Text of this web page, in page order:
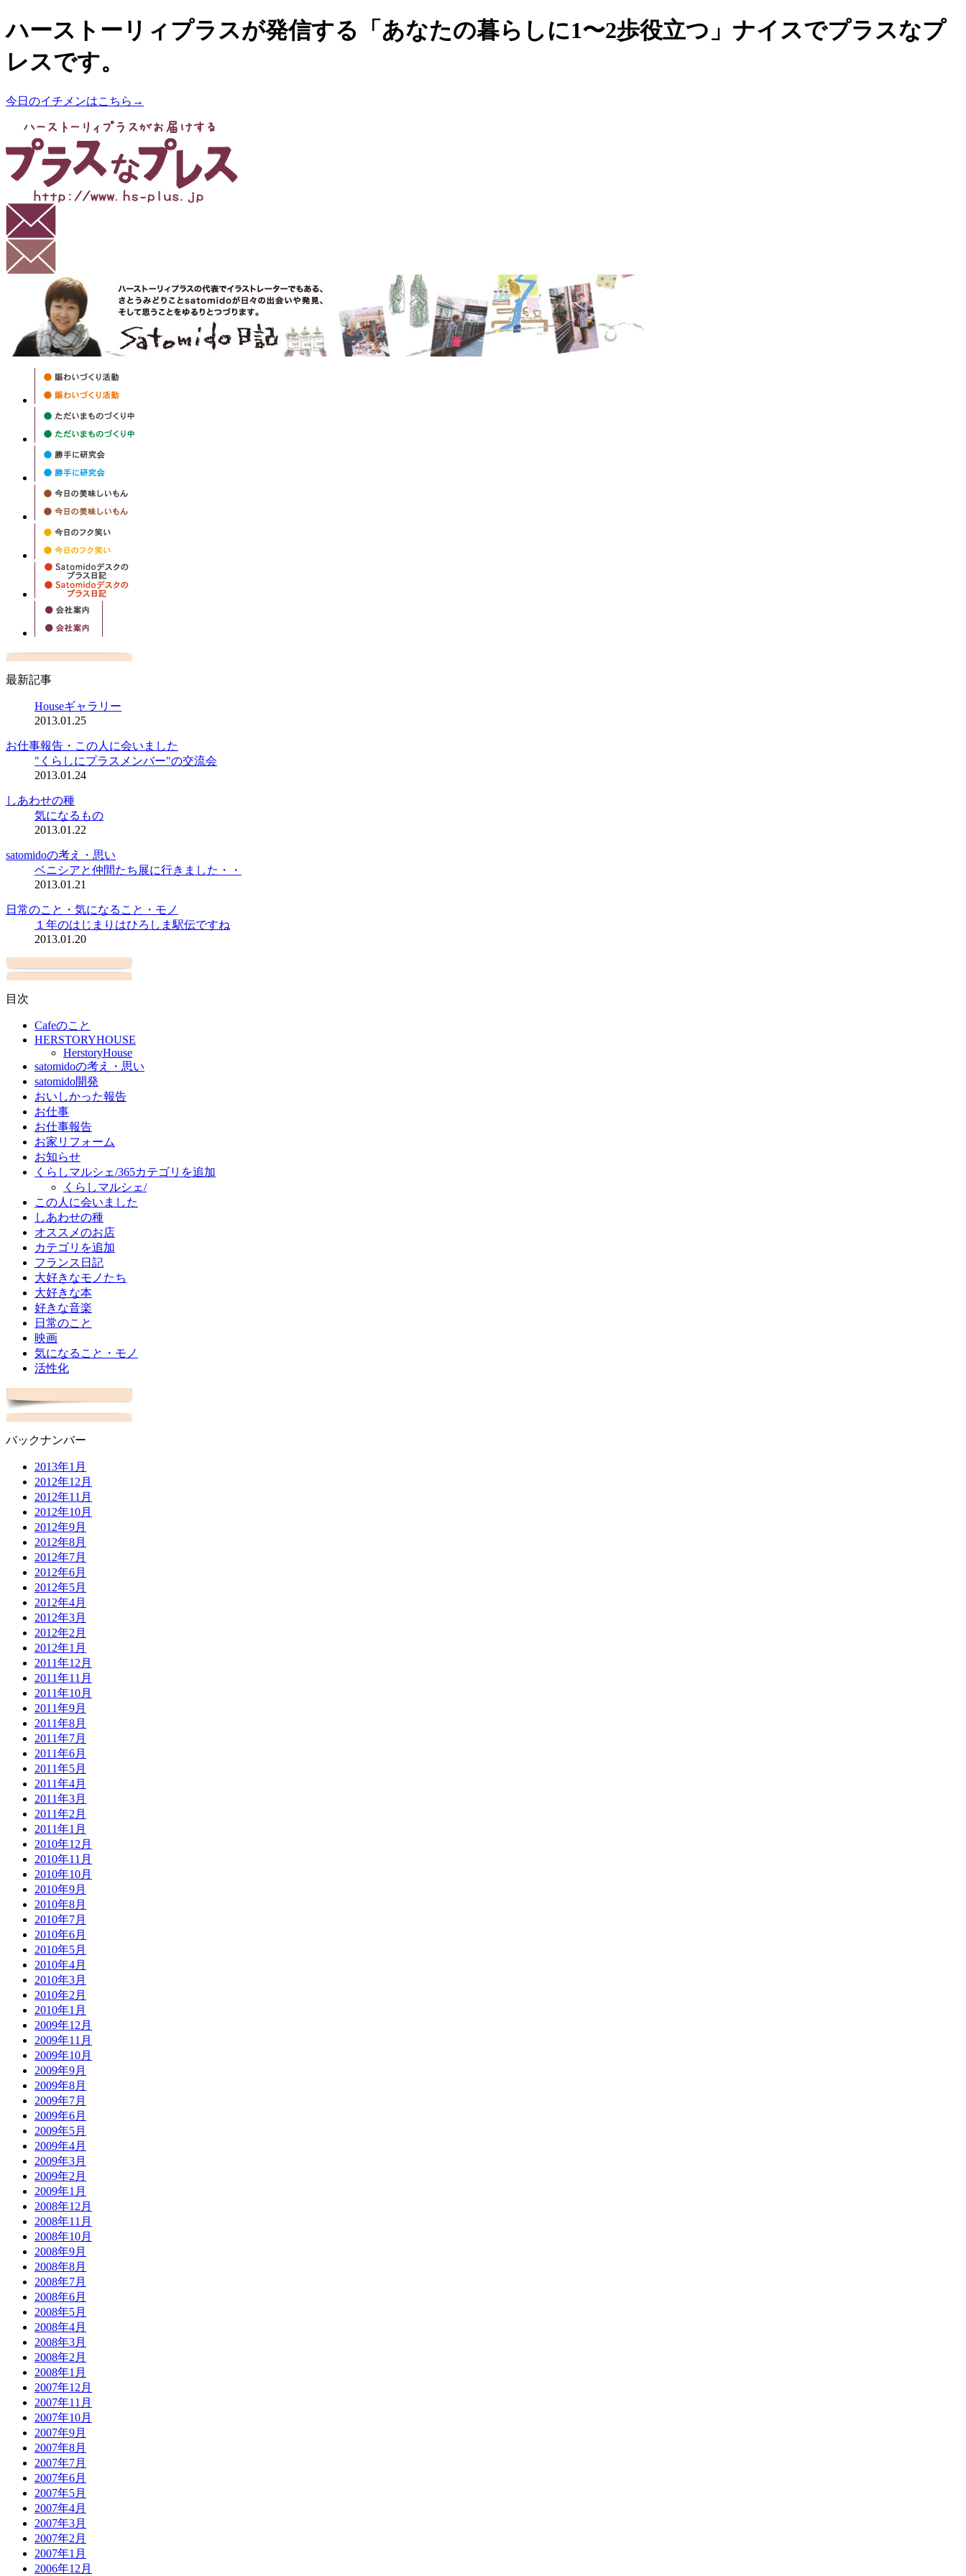
ハーストーリィプラスが発信する「あなたの暮らしに1〜2歩役立つ」ナイスでプラスなプ
レスです。
今日のイチメンはこちら→
最新記事
Houseギャラリー
2013.01.25
お仕事報告・この人に会いました
"くらしにプラスメンバー"の交流会
2013.01.24
しあわせの種
気になるもの
2013.01.22
satomidoの考え・思い
ベニシアと仲間たち展に行きました・・
2013.01.21
日常のこと・気になること・モノ
１年のはじまりはひろしま駅伝ですね
2013.01.20
目次
Cafeのこと
HERSTORYHOUSE
HerstoryHouse
satomidoの考え・思い
satomido開発
おいしかった報告
お仕事
お仕事報告
お家リフォーム
お知らせ
くらしマルシェ/365カテゴリを追加
くらしマルシェ/
この人に会いました
しあわせの種
オススメのお店
カテゴリを追加
フランス日記
大好きなモノたち
大好きな本
好きな音楽
日常のこと
映画
気になること・モノ
活性化
バックナンバー
2013年1月
2012年12月
2012年11月
2012年10月
2012年9月
2012年8月
2012年7月
2012年6月
2012年5月
2012年4月
2012年3月
2012年2月
2012年1月
2011年12月
2011年11月
2011年10月
2011年9月
2011年8月
2011年7月
2011年6月
2011年5月
2011年4月
2011年3月
2011年2月
2011年1月
2010年12月
2010年11月
2010年10月
2010年9月
2010年8月
2010年7月
2010年6月
2010年5月
2010年4月
2010年3月
2010年2月
2010年1月
2009年12月
2009年11月
2009年10月
2009年9月
2009年8月
2009年7月
2009年6月
2009年5月
2009年4月
2009年3月
2009年2月
2009年1月
2008年12月
2008年11月
2008年10月
2008年9月
2008年8月
2008年7月
2008年6月
2008年5月
2008年4月
2008年3月
2008年2月
2008年1月
2007年12月
2007年11月
2007年10月
2007年9月
2007年8月
2007年7月
2007年6月
2007年5月
2007年4月
2007年3月
2007年2月
2007年1月
2006年12月